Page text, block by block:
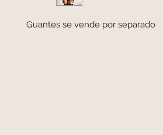
Guantes se vende por separado